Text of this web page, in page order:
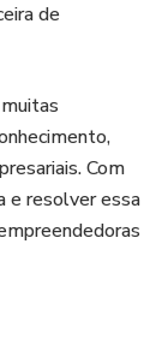
de
Com
e resolver essa